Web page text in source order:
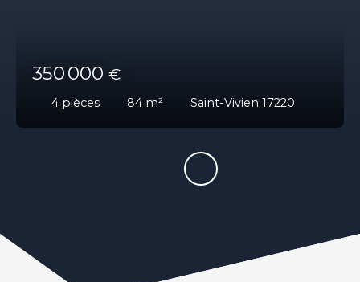
350 000 €
4 pièces 84 m² Saint-Vivien 17220